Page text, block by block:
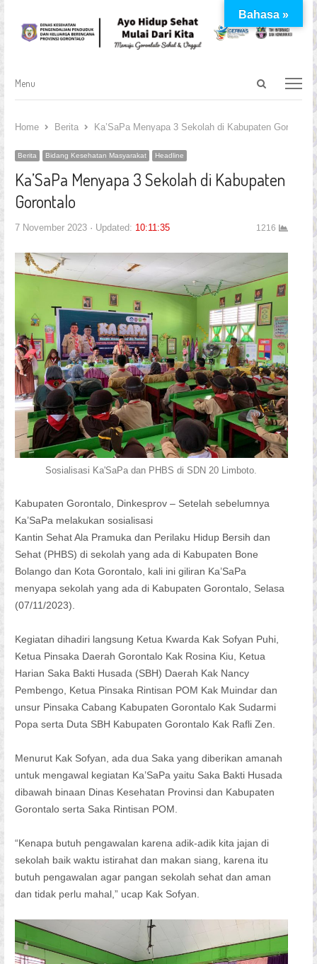
Open
Menu
Menu
Home Berita Ka’SaPa Menyapa 3 Sekolah di Kabupaten Gorontalo
Berita Bidang Kesehatan Masyarakat Headline
Ka’SaPa Menyapa 3 Sekolah di Kabupaten
Gorontalo
7 November 2023 Updated: 10:11:35 1216
Sosialisasi Ka'SaPa dan PHBS di SDN 20 Limboto.
Kabupaten Gorontalo, Dinkesprov – Setelah sebelumnya
Ka’SaPa melakukan sosialisasi
Kantin Sehat Ala Pramuka dan Perilaku Hidup Bersih dan
Sehat (PHBS) di sekolah yang ada di Kabupaten Bone
Bolango dan Kota Gorontalo, kali ini giliran Ka’SaPa
menyapa sekolah yang ada di Kabupaten Gorontalo, Selasa
(07/11/2023).
Kegiatan dihadiri langsung Ketua Kwarda Kak Sofyan Puhi,
Ketua Pinsaka Daerah Gorontalo Kak Rosina Kiu, Ketua
Harian Saka Bakti Husada (SBH) Daerah Kak Nancy
Pembengo, Ketua Pinsaka Rintisan POM Kak Muindar dan
unsur Pinsaka Cabang Kabupaten Gorontalo Kak Sudarmi
Popa serta Duta SBH Kabupaten Gorontalo Kak Rafli Zen.
Menurut Kak Sofyan, ada dua Saka yang diberikan amanah
untuk mengawal kegiatan Ka’SaPa yaitu Saka Bakti Husada
dibawah binaan Dinas Kesehatan Provinsi dan Kabupaten
Gorontalo serta Saka Rintisan POM.
“Kenapa butuh pengawalan karena adik-adik kita jajan di
sekolah baik waktu istirahat dan makan siang, karena itu
butuh pengawalan agar pangan sekolah sehat dan aman
dan tidak perlu mahal,” ucap Kak Sofyan.
Bahasa »